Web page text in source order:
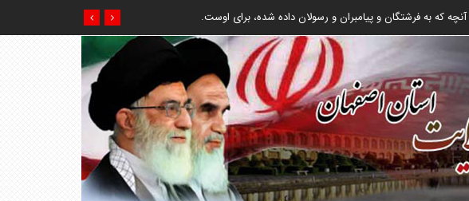
كه به فرشتگان و پيامبران و رسولان داده شده، براى اوست.